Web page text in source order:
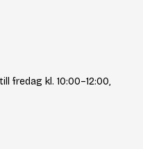
fredag kl. 10:00–12:00,